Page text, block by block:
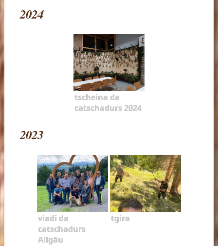
2024
tscheina da
catschadurs 2024
2023
viadi da
catschadurs
Allgäu
tgira